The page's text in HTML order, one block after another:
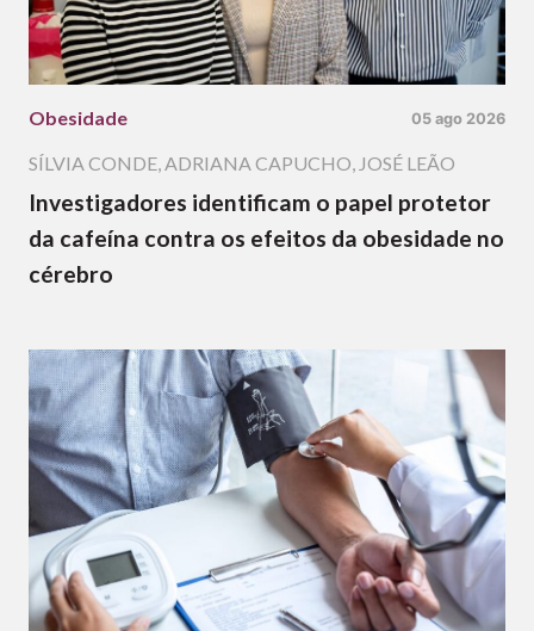
Obesidade 05 ago 2026
SÍLVIA CONDE,ADRIANA CAPUCHO, JOSÉ LEÃO
Investigadores identificam o papel protetor
da cafeína contra os efeitos da obesidade no
cérebro